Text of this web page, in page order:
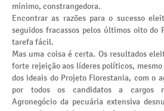
mínimo, constrangedora.
Encontrar as razões para o sucesso
seguidos fracassos pelos últimos oito do
tarefa fácil.
Mas uma coisa é certa. Os resultados
forte rejeição aos líderes políticos,
dos ideais do Projeto Florestania, com o
por todos os candidatos a cargos
Agronegócio da pecuária extensiva